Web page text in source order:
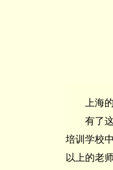
上海的
有了这
培训学校
以上的老